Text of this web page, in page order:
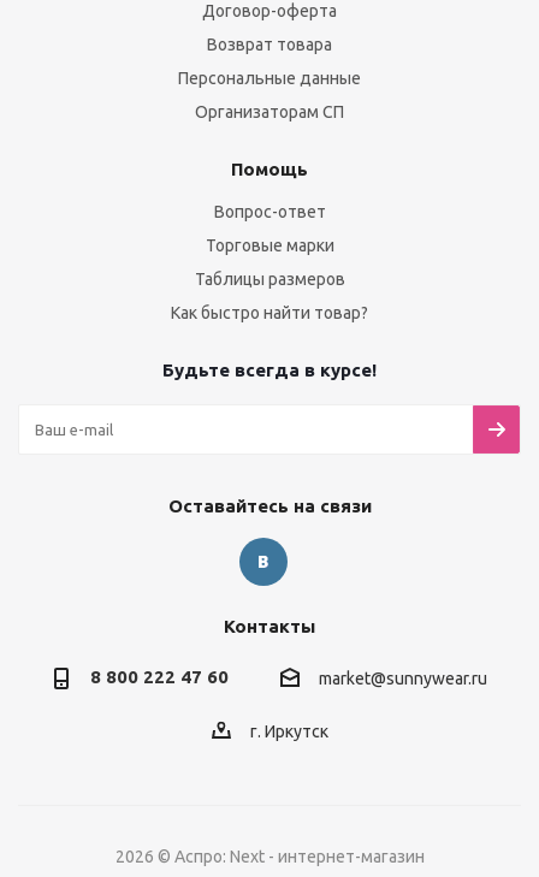
Договор-оферта
Возврат товара
Персональные данные
Организаторам СП
Помощь
Вопрос-ответ
Торговые марки
Таблицы размеров
Как быстро найти товар?
Будьте всегда в курсе!
Оставайтесь на связи
Контакты
8 800 222 47 60 market@sunnywear.ru
г. Иркутск
2026 © Аспро: Next - интернет-магазин